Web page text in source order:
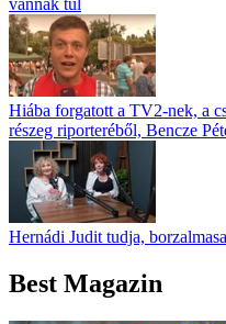
vannak túl
Hiába forgatott a TV2-nek, a
részeg riporteréből, Bencze
Hernádi Judit tudja,
Best Magazin